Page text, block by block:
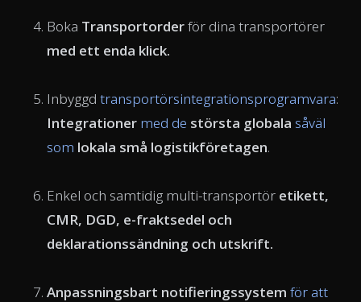
Boka Transportorderför dina transportörer
med ett enda klick.
Inbyggd transportörsintegrationsprogramvara:
Integrationer med de största globala såväl
som lokala små logistikföretagen.
Enkel och samtidig multi-transportör etikett,
CMR, DGD, e-fraktsedel och
deklarationssändning och utskrift.
Anpassningsbart notifieringssystem för att